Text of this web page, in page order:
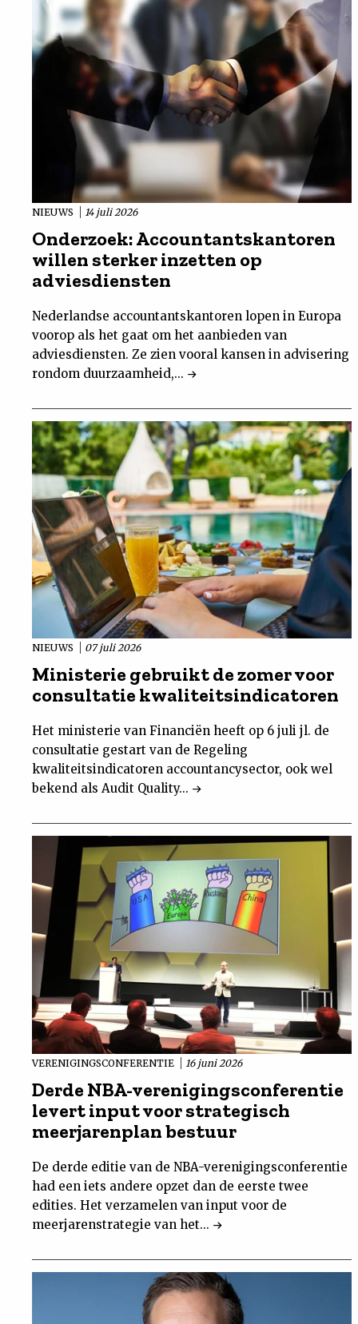
NIEUWS 14 juli 2026
Onderzoek: Accountantskantoren
willen sterker inzetten op
adviesdiensten
Nederlandse accountantskantoren lopen in Europa
voorop als het gaat om het aanbieden van
adviesdiensten. Ze zien vooral kansen in advisering
rondom duurzaamheid,...
NIEUWS 07 juli 2026
Ministerie gebruikt de zomer voor
consultatie kwaliteitsindicatoren
Het ministerie van Financiën heeft op 6 juli jl. de
consultatie gestart van de Regeling
kwaliteitsindicatoren accountancysector, ook wel
bekend als Audit Quality...
VERENIGINGSCONFERENTIE 16 juni 2026
Derde NBA-verenigingsconferentie
levert input voor strategisch
meerjarenplan bestuur
De derde editie van de NBA-verenigingsconferentie
had een iets andere opzet dan de eerste twee
edities. Het verzamelen van input voor de
meerjarenstrategie van het...